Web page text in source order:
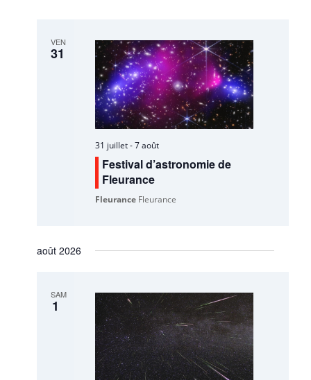
VEN
31
31 juillet-7 août
Festival d’astronomie de
Fleurance
Fleurance Fleurance
août 2026
SAM
1